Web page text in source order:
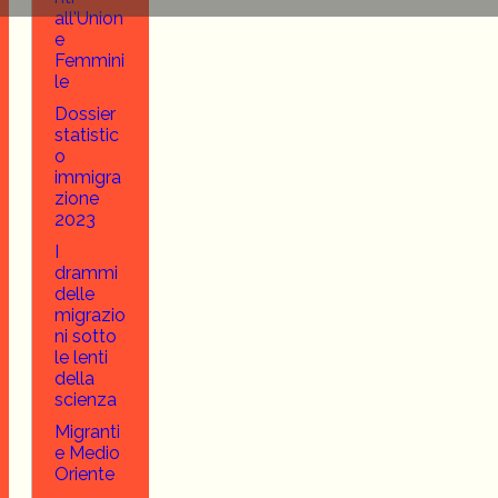
all'Union
e
Femmini
le
Dossier
statistic
o
immigra
zione
2023
drammi
delle
migrazio
ni sotto
le lenti
della
scienza
Migranti
e Medio
Oriente